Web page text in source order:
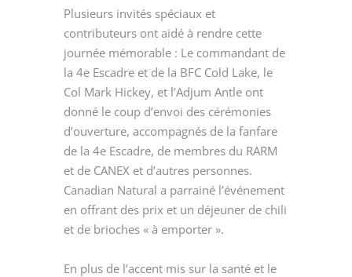
Plusieurs invités spéciaux et
contributeurs ont aidé à rendre cette
journée mémorable : Le commandant de
la 4eEscadre et de la BFC Cold Lake, le
Col Mark Hickey, et l’Adjum Antle ont
donné le coup d’envoi des cérémonies
d’ouverture, accompagnés de la fanfare
de la 4eEscadre, de membres du RARM
et de CANEX et d’autres personnes.
Canadian Natural a parrainé l’événement
en offrant des prix et un déjeuner de chili
et de brioches « à emporter ».
En plus de l’accent mis sur la santé et le